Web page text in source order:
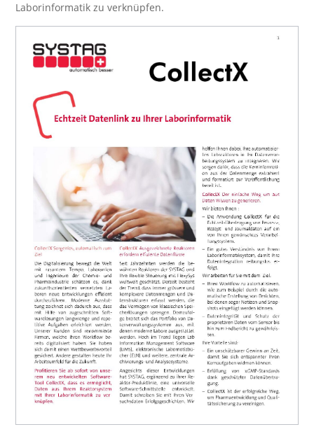
Laborinformatik zu verknüpfen.